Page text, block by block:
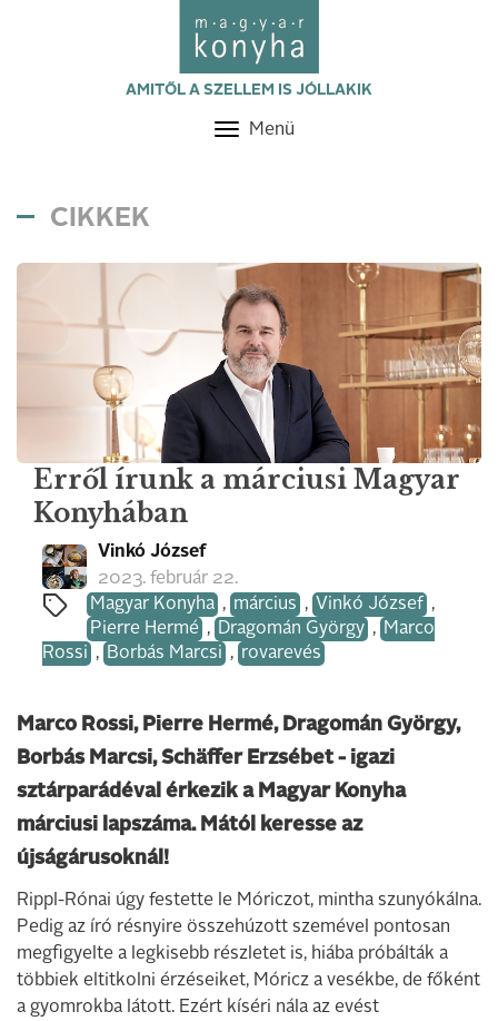
AMITŐL A SZELLEM IS JÓLLAKIK
Toggle
Menü
CIKKEK
Erről írunk a márciusi Magyar
Konyhában
Vinkó József
2023. február 22.
Magyar Konyha , március , Vinkó József ,
Pierre Hermé , Dragomán György ,
Marco
Rossi , Borbás Marcsi , rovarevés
Marco Rossi, Pierre Hermé, Dragomán György,
Borbás Marcsi, Schäffer Erzsébet - igazi
sztárparádéval érkezik a Magyar Konyha
márciusi lapszáma. Mától keresse az
újságárusoknál!
Rippl-Rónai úgy festette le Móriczot, mintha szunyókálna.
Pedig az író résnyire összehúzott szemével pontosan
megfigyelte a legkisebb részletet is, hiába próbálták a
többiek eltitkolni érzéseiket, Móricz a vesékbe, de főként
a gyomrokba látott. Ezért kíséri nála az evést